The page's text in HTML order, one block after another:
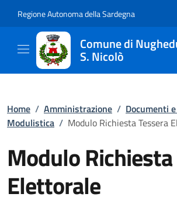
Regione Autonoma della Sardegna
Comune di
S. Nicolò
Home / Amministrazione / Documenti
Modulistica / Modulo Richiesta Tessera
Modulo
Elettorale